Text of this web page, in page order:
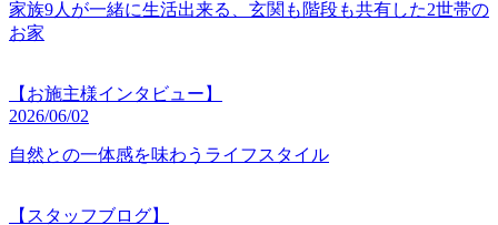
家族9人が一緒に生活出来る、玄関も階段も共有した2世帯の
お家
【お施主様インタビュー】
2026/06/02
自然との一体感を味わうライフスタイル
【スタッフブログ】